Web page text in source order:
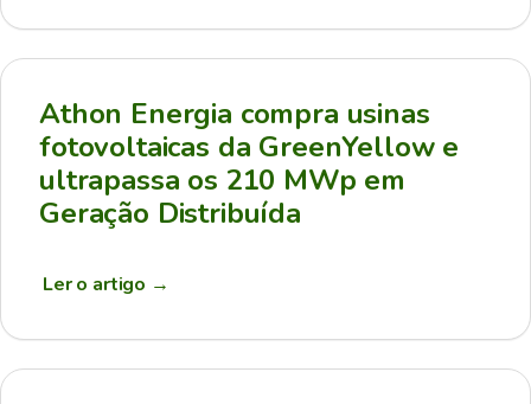
Athon Energia compra usinas
fotovoltaicas da GreenYellow e
ultrapassa os 210 MWp em
Geração Distribuída
Ler o artigo →